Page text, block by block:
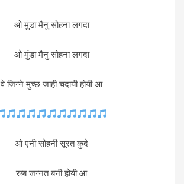
ओ मुंडा मैनु सोहना लगदा
ओ मुंडा मैनु सोहना लगदा
वे जिन्ने मुच्छ जाही चदायी होयी आ
ओ एनी सोहनी सूरत कुदे
रब्ब जन्नत बनी होयी आ